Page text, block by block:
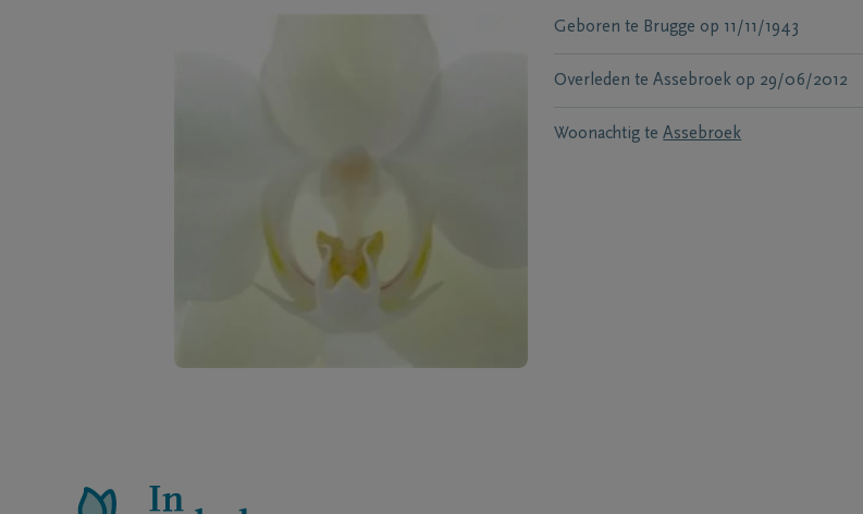
Geboren te Brugge op 11/11/1943
Overleden te Assebroek op 29/06/2012
Woonachtig te Assebroek